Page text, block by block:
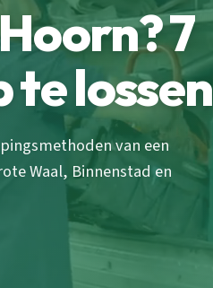
7
te lossen
van een
Waal, Binnenstad en